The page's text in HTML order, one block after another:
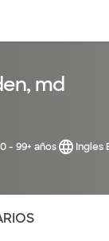
md
- 99+ años Ingles